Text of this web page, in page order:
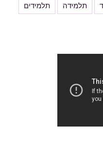
תלמידה תלמידים